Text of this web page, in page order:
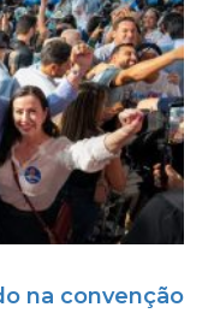
na convenção